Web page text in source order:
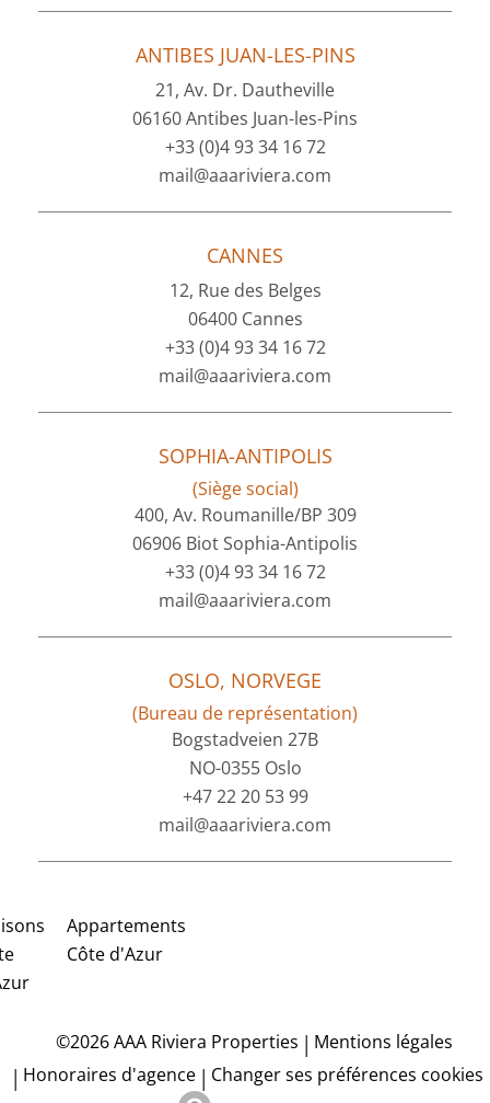
ANTIBES JUAN-LES-PINS
21, Av. Dr. Dautheville
06160 Antibes Juan-les-Pins
+33 (0)4 93 34 16 72
mail@aaariviera.com
CANNES
12, Rue des Belges
06400 Cannes
+33 (0)4 93 34 16 72
mail@aaariviera.com
SOPHIA-ANTIPOLIS
(Siège social)
400, Av. Roumanille/BP 309
06906 Biot Sophia-Antipolis
+33 (0)4 93 34 16 72
mail@aaariviera.com
OSLO, NORVEGE
(Bureau de représentation)
Bogstadveien 27B
NO-0355 Oslo
+47 22 20 53 99
mail@aaariviera.com
Appartements
Côte d'Azur
©2026 AAA Riviera Properties
Mentions légales
Honoraires d'agence
Changer ses préférences cookies